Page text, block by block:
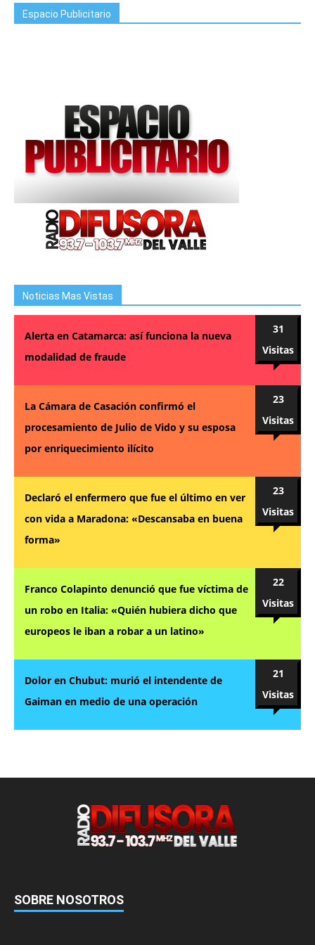
Espacio Publicitario
Noticias Mas Vistas
Alerta en Catamarca: así funciona la nueva
modalidad de fraude
31
Visitas
La Cámara de Casación confirmó el
procesamiento de Julio de Vido y su esposa
por enriquecimiento ilícito
23
Visitas
Declaró el enfermero que fue el último en ver
con vida a Maradona: «Descansaba en buena
forma»
23
Visitas
Franco Colapinto denunció que fue víctima de
un robo en Italia: «Quién hubiera dicho que
europeos le iban a robar a un latino»
22
Visitas
Dolor en Chubut: murió el intendente de
Gaiman en medio de una operación
21
Visitas
SOBRE NOSOTROS